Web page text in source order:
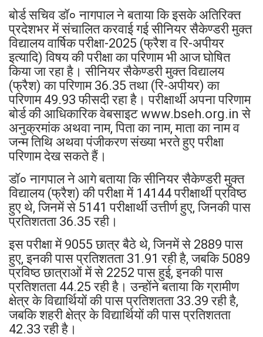
बोर्ड सचिव डॉ० नागपाल ने बताया कि इसके अतिरिक्त
प्रदेशभर में संचालित करवाई गई सीनियर सैकेण्डरी मुक्त
विद्यालय वार्षिक परीक्षा-2025 (फ्रैश व रि-अपीयर
इत्यादि) विषय की परीक्षा का परिणाम भी आज घोषित
किया जा रहा है। सीनियर सैकेण्डरी मुक्त विद्यालय
(फ्रैश) का परिणाम 36.35 तथा (रि-अपीयर) का
परिणाम 49.93 फीसदी रहा है। परीक्षार्थी अपना परिणाम
बोर्ड की आधिकारिक वेबसाइट www.bseh.org.in से
अनुक्रमांक अथवा नाम, पिता का नाम, माता का नाम व
जन्म तिथि अथवा पंजीकरण संख्या भरते हुए परीक्षा
परिणाम देख सकते हैं।
डॉ० नागपाल ने आगे बताया कि सीनियर सैकेण्डरी मुक्त
विद्यालय (फ्रैश) की परीक्षा में 14144 परीक्षार्थी प्रविष्ठ
हुए थे, जिनमें से 5141 परीक्षार्थी उत्तीर्ण हुए, जिनकी पास
प्रतिशतता 36.35 रही।
इस परीक्षा में 9055 छात्र बैठे थे, जिनमें से 2889 पास
हुए, इनकी पास प्रतिशतता 31.91 रही है, जबकि 5089
प्रविष्ठ छात्राओं में से 2252 पास हुई, इनकी पास
प्रतिशतता 44.25 रही है। उन्होंने बताया कि ग्रामीण
क्षेत्र के विद्यार्थियों की पास प्रतिशतता 33.39 रही है,
जबकि शहरी क्षेत्र के विद्यार्थियों की पास प्रतिशतता
42.33 रही है।